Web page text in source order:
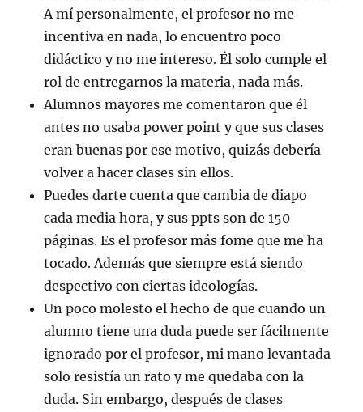
A mí personalmente, el profesor no me
incentiva en nada, lo encuentro poco
didáctico y no me intereso. Él solo cumple el
rol de entregarnos la materia, nada más.
Alumnos mayores me comentaron que él
antes no usaba power point y que sus clases
eran buenas por ese motivo, quizás debería
volver a hacer clases sin ellos.
Puedes darte cuenta que cambia de diapo
cada media hora, y sus ppts son de 150
páginas. Es el profesor más fome que me ha
tocado. Además que siempre está siendo
despectivo con ciertas ideologías.
Un poco molesto el hecho de que cuando un
alumno tiene una duda puede ser fácilmente
ignorado por el profesor, mi mano levantada
solo resistía un rato y me quedaba con la
duda. Sin embargo, después de clases